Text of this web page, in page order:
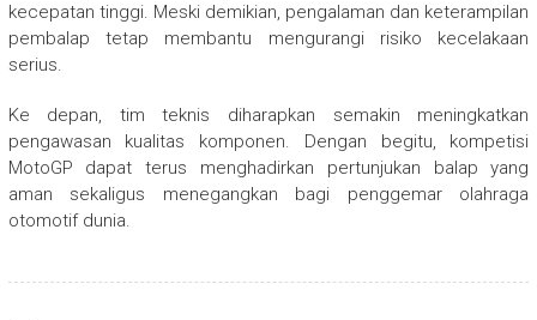
kecepatan tinggi. Meski demikian, pengalaman dan keterampilan
pembalap tetap membantu mengurangi risiko kecelakaan
serius.
Ke depan, tim teknis diharapkan semakin meningkatkan
pengawasan kualitas komponen. Dengan begitu, kompetisi
MotoGP dapat terus menghadirkan pertunjukan balap yang
aman sekaligus menegangkan bagi penggemar olahraga
otomotif dunia.